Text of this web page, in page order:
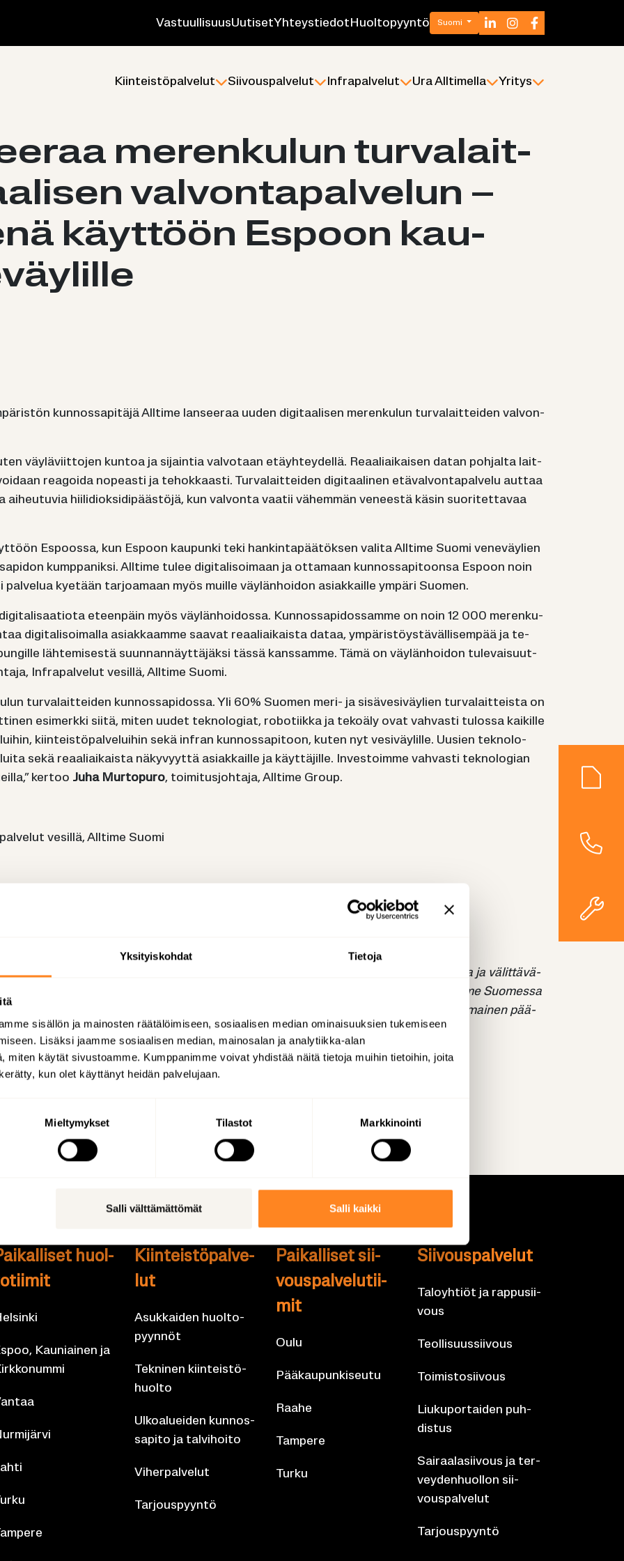
Yksityiskohdat Tietoja
sisällön ja mainosten räätälöimiseen, sosiaalisen median ominaisuuksien tukemiseen
Lisäksi jaamme sosiaalisen median, mainosalan ja analytiikka-alan
miten käytät sivustoamme. Kumppanimme voivat yhdistää näitä tietoja muihin tietoihin, joita
kun olet käyttänyt heidän palvelujaan.
Mieltymykset Tilastot Markkinointi
Salli välttämättömät Salli kaikki
Vas­tuul­li­suusUu­ti­setYh­teys­tie­dot Huol­to­pyyn­tö Suomi
Kiin­teis­tö­pal­ve­lut Sii­vous­pal­ve­lut In­fra­pal­ve­lut Ura All­ti­mel­la Yri­tys
me­ren­ku­lun tur­va­lait­
val­von­ta­pal­ve­lun –
käyt­töön Es­poon kau­
kun­nos­sa­pi­tä­jä All­ti­me lan­see­raa uuden di­gi­taa­li­sen me­ren­ku­lun tur­va­lait­tei­den val­von­
väy­lä­viit­to­jen kun­toa ja si­jain­tia val­vo­taan etäyh­tey­del­lä. Re­aa­liai­kai­sen datan poh­jal­ta lait­
rea­goi­da no­peas­ti ja te­hok­kaas­ti. Tur­va­lait­tei­den di­gi­taa­li­nen etä­val­von­ta­pal­ve­lu aut­taa
ai­heu­tu­via hii­li­diok­si­di­pääs­tö­jä, kun val­von­ta vaa­tii vä­hem­män ve­nees­tä käsin suo­ri­tet­ta­vaa
Es­poos­sa, kun Es­poon kau­pun­ki teki han­kin­ta­pää­tök­sen va­li­ta All­ti­me Suomi ve­ne­väy­lien
kump­pa­nik­si. All­ti­me tulee di­gi­ta­li­soi­maan ja ot­ta­maan kun­nos­sa­pi­toon­sa Es­poon noin
kye­tään tar­joa­maan myös muil­le väy­län­hoi­don asiak­kail­le ym­pä­ri Suo­men.
eteen­päin myös väy­län­hoi­dos­sa. Kun­nos­sa­pi­dos­sam­me on noin 12 000 me­ren­ku­
di­gi­ta­li­soi­mal­la asiak­kaam­me saa­vat re­aa­liai­kais­ta dataa, ym­pä­ris­töys­tä­väl­li­sem­pää ja te­
läh­te­mi­ses­tä suun­nan­näyt­tä­jäk­si tässä kans­sam­me. Tämä on väy­län­hoi­don tu­le­vai­suut­
In­fra­pal­ve­lut ve­sil­lä, All­ti­me Suomi.
tur­va­lait­tei­den kun­nos­sa­pi­dos­sa. Yli 60% Suo­men meri- ja si­sä­ve­si­väy­lien tur­va­lait­teis­ta on
esi­merk­ki siitä, miten uudet tek­no­lo­giat, ro­bo­tiik­ka ja te­ko­ä­ly ovat vah­vas­ti tu­los­sa kai­kil­le
kiin­teis­tö­pal­ve­lui­hin sekä in­fran kun­nos­sa­pi­toon, kuten nyt ve­si­väy­lil­le. Uusien tek­no­lo­
sekä re­aa­liai­kais­ta nä­ky­vyyt­tä asiak­kail­le ja käyt­tä­jil­le. In­ves­toim­me vah­vas­ti tek­no­lo­gian
ker­too Juha Mur­to­pu­ro, toi­mi­tus­joh­ta­ja, All­ti­me Group.
ve­sil­lä, All­ti­me Suomi
All­ti­me Group
ra­ken­ne­tun eli­nym­pä­ris­tön kun­nos­sa­pi­tä­jäk­si. Me hoi­dam­me en­na­koi­va­na ja vä­lit­tä­vä­
sekä in­fra­struk­tuu­rin kun­nos­sa­pi­don maal­la ja ve­sil­lä. Yli 1000 työn­te­ki­jääm­me Suo­mes­sa
yl­lä­pi­tä­mäl­lä su­ju­via ja tur­val­li­sia eli­nym­pä­ris­tö­jä. All­ti­me Grou­pin omis­taa ko­ti­mai­nen pää­
joh­don kans­sa.
huol­
Kau­niai­nen ja
Kiin­teis­tö­pal­ve­
lut
Asuk­kai­den huol­to­
pyyn­nöt
Tek­ni­nen kiin­teis­tö­
huol­to
Ul­koa­luei­den kun­nos­
sa­pi­to ja tal­vi­hoi­to
Vi­her­pal­ve­lut
Tar­jous­pyyn­tö
Pai­kal­li­set sii­
vous­pal­ve­lu­tii­
mit
Oulu
Pää­kau­pun­ki­seu­tu
Raahe
Tam­pe­re
Turku
Sii­vous­pal­ve­lut
Ta­lo­yh­tiöt ja rap­pusii­
vous
Teol­li­suus­sii­vous
Toi­mis­to­sii­vous
Liu­ku­por­tai­den puh­
dis­tus
Sai­raa­la­sii­vous ja ter­
vey­den­huol­lon sii­
vous­pal­ve­lut
Tar­jous­pyyn­tö